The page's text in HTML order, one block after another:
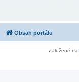
Obsah portálu
Založené na